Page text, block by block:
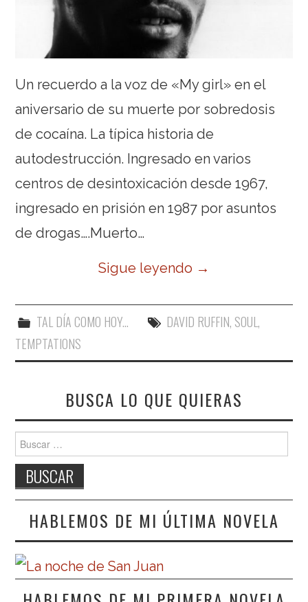
Un recuerdo a la voz de «My girl» en el
aniversario de su muerte por sobredosis
de cocaína. La típica historia de
autodestrucción. Ingresado en varios
centros de desintoxicación desde 1967,
ingresado en prisión en 1987 por asuntos
de drogas….Muerto…
Sigue leyendo →
TAL DÍA COMO HOY... DAVID RUFFIN, SOUL,
TEMPTATIONS
BUSCA LO QUE QUIERAS
Buscar:
HABLEMOS DE MI ÚLTIMA NOVELA